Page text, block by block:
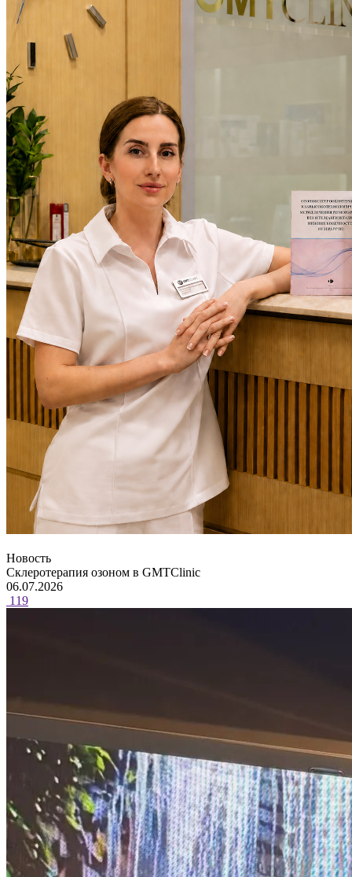
Новость
Склеротерапия озоном в GMTClinic
06.07.2026
119